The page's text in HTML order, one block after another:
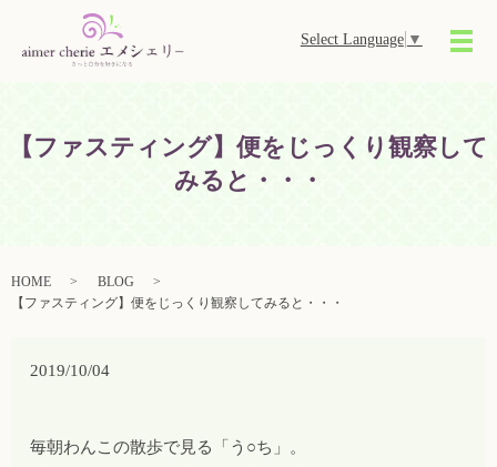
Select Language ▼
メ
【ファスティング】便をじっくり観察して
みると・・・
HOME
BLOG
【ファスティング】便をじっくり観察してみると・・・
2019/10/04
毎朝わんこの散歩で見る「う○ち」。